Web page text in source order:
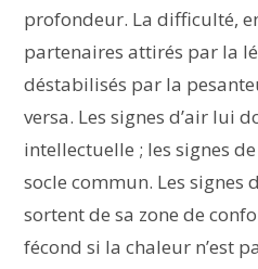
profondeur. La difficulté,
partenaires attirés par la
déstabilisés par la
versa. Les signes d’air lui
intellectuelle ; les signes
socle commun. Les signes
sortent de sa zone de
fécond si la chaleur n’est